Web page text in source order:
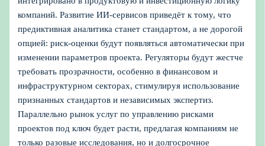
компаний. Развитие ИИ‑сервисов приведёт к тому, что
предиктивная аналитика станет стандартом, а не дорогой
опцией: риск‑оценки будут появляться автоматически при
изменении параметров проекта. Регуляторы будут жестче
требовать прозрачности, особенно в финансовом и
инфраструктурном секторах, стимулируя использование
признанных стандартов и независимых экспертиз.
Параллельно рынок услуг по управлению рисками
проектов под ключ будет расти, предлагая компаниям не
только разовые исследования, но и долгосрочное